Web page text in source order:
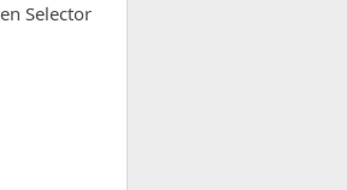
Selector